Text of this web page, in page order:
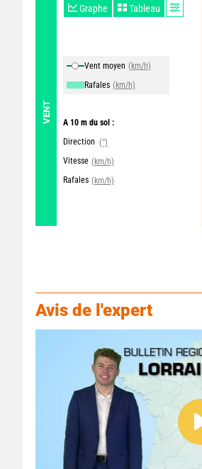
VENT
Graphe Tableau
Vent moyen (km/h)
Rafales (km/h)
A 10 m du sol :
Direction (°)
Vitesse (km/h)
Rafales (km/h)
Avis de l'expert